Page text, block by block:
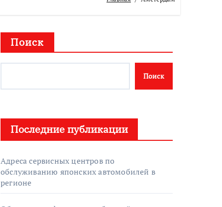
Поиск
Поиск
Последние публикации
Адреса сервисных центров по
обслуживанию японских автомобилей в
регионе